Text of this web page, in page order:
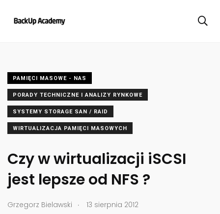
PAMIĘCI MASOWE - NAS
PORADY TECHNICZNE I ANALIZY RYNKOWE
SYSTEMY STORAGE SAN / RAID
WIRTUALIZACJA PAMIĘCI MASOWYCH
Czy w wirtualizacji iSCSI
jest lepsze od NFS ?
Grzegorz Bielawski .
13 sierpnia 2012